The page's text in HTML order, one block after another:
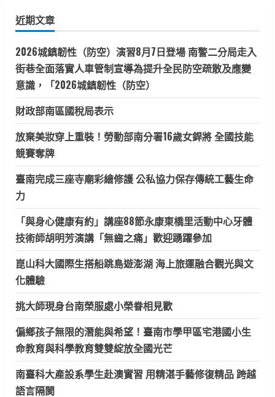
字:
近期文章
2026城鎮韌性（防空）演習8月7日登場 南警二分局走入
街巷全面落實人車管制宣導為提升全民防空疏散及應變
意識，「2026城鎮韌性（防空）
財政部南區國稅局表示
放棄美妝穿上重裝！勞動部南分署16歲女銲將 全國技能
競賽奪牌
臺南完成三座寺廟彩繪修護 公私協力保存傳統工藝生命
力
「與身心健康有約」講座88節永康東橋里活動中心牙體
技術師胡明芳演講「無齒之痛」歡迎踴躍參加
崑山科大國際生搭船跳島遊澎湖 海上旅運融合觀光與文
化體驗
挑大師現身台南榮服處小榮眷相見歡
偏鄉孩子無限的潛能與希望！臺南市學甲區宅港國小生
命教育與科學教育雙雙綻放全國光芒
南臺科大產設系學生赴澳實習 用精湛手藝修復精品 跨越
語言隔閡